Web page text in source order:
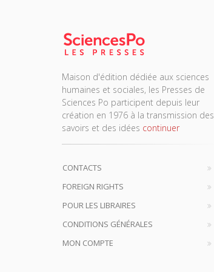
Maison d'édition dédiée aux sciences
humaines et sociales, les Presses de
Sciences Po participent depuis leur
création en 1976 à la transmission des
savoirs et des idées continuer
CONTACTS
FOREIGN RIGHTS
POUR LES LIBRAIRES
CONDITIONS GÉNÉRALES
MON COMPTE